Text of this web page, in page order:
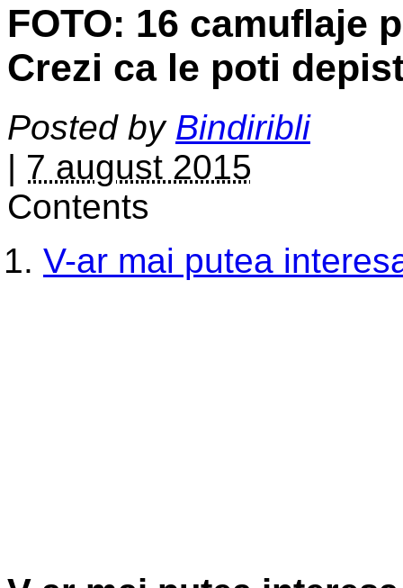
FOTO: 16 camuflaje
Crezi ca le poti
Posted by Bindiribli
| 7 august 2015
Contents
V-ar mai putea